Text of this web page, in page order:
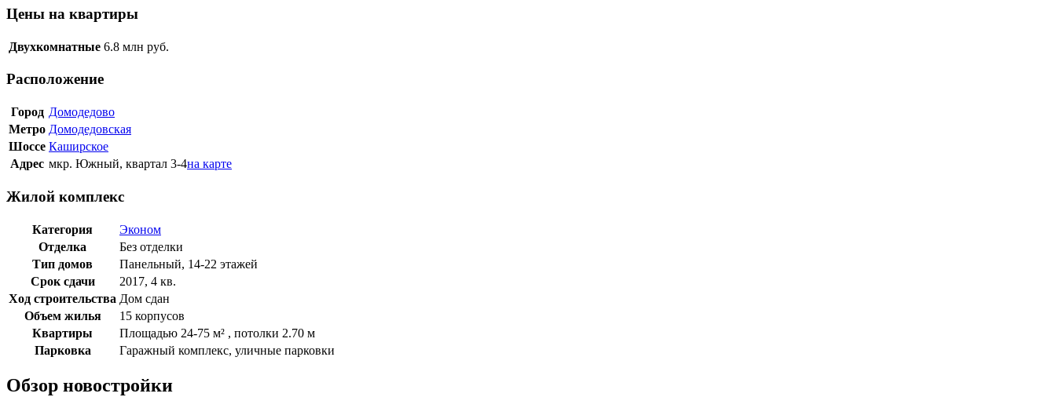
Цены на квартиры
Двухкомнатные 6.8 млн руб.
Расположение
Город Домодедово
Метро Домодедовская
Шоссе Каширское
Адрес мкр. Южный, квартал 3-4на карте
Жилой комплекс
Категория
Эконом
Отделка
Без отделки
Тип домов
Панельный, 14-22 этажей
Срок сдачи
2017, 4 кв.
Ход строительства Дом сдан
Объем жилья
15 корпусов
Квартиры
Площадью 24-75 м² , потолки 2.70 м
Парковка
Гаражный комплекс, уличные парковки
Обзор новостройки